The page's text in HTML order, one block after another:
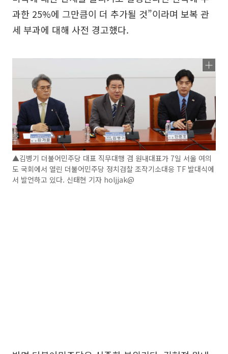
과한 25%에 그만큼이 더 추가될 것”이라며 보복 관
세 부과에 대해 사전 경고했다.
▲김병기 더불어민주당 대표 직무대행 겸 원내대표가 7일 서울 여의
도 국회에서 열린 더불어민주당 정치검찰 조작기소대응 TF 발대식에
서 발언하고 있다. 신태현 기자 holjjak@